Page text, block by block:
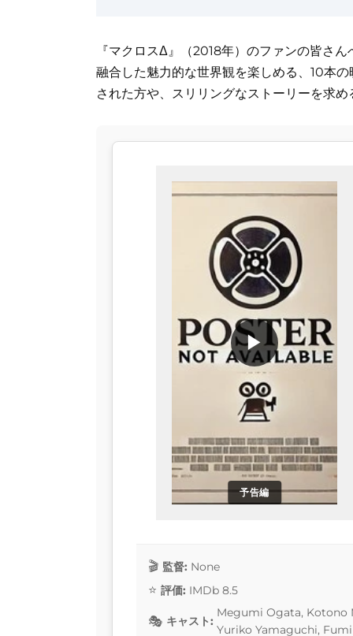
『マクロスΔ』（2018年）のファンの皆さ
融合した魅力的な世界観を楽しめる、10本
された方や、スリリングなストーリーを求
予告編
▶
監督: None
評価: IMDb 8.5
キャスト:
Megumi Ogata, Kotono
Yuriko Yamaguchi,